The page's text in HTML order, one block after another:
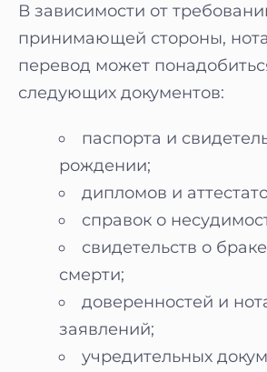
В зависимости от
принимающей стороны,
перевод может
следующих документов:
паспорта и
рождении;
дипломов и
справок о
свидетельств о
смерти;
доверенностей и
заявлений;
учредительных